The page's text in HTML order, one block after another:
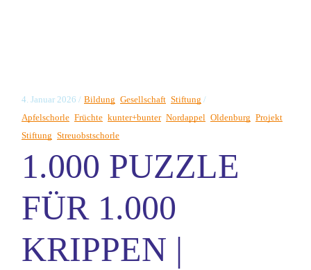
4. Januar 2026 Bildung Gesellschaft Stiftung
Apfelschorle Früchte kunter+bunter Nordappel Oldenburg Projekt
Stiftung Streuobstschorle
1.000 PUZZLE
FÜR 1.000
KRIPPEN |